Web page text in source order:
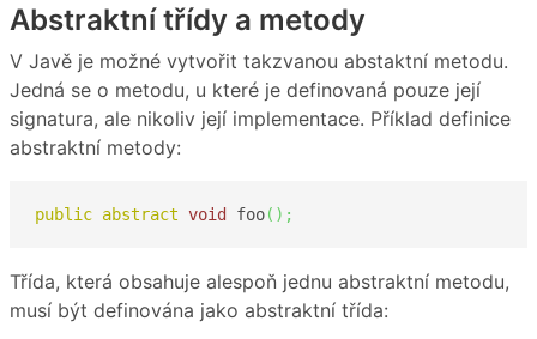
Abstraktní třídy a metody
V Javě je možné vytvořit takzvanou abstaktní metodu.
Jedná se o metodu, u které je definovaná pouze její
signatura, ale nikoliv její implementace. Příklad definice
abstraktní metody:
public abstract void foo( ) ;
Třída, která obsahuje alespoň jednu abstraktní metodu,
musí být definována jako abstraktní třída: